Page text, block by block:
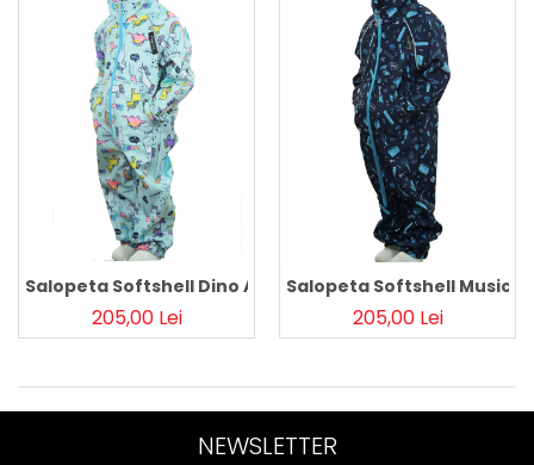
Salopeta Softshell Dino Aqua
205,00 Lei
Salopeta Softshell Music
205,00 Lei
NEWSLETTER